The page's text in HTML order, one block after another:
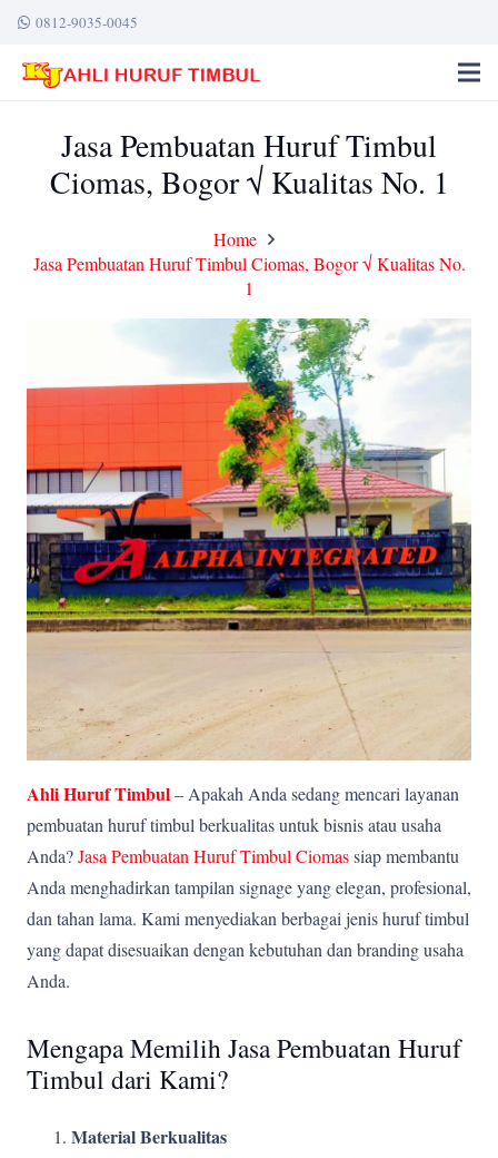
0812-9035-0045
Jasa Pembuatan Huruf Timbul
Ciomas, Bogor √ Kualitas No. 1
Home
Jasa Pembuatan Huruf Timbul Ciomas, Bogor √ Kualitas No.
1
Ahli Huruf Timbul– Apakah Anda sedang mencari layanan
pembuatan huruf timbul berkualitas untuk bisnis atau usaha
Anda?Jasa Pembuatan Huruf Timbul Ciomassiap membantu
Anda menghadirkan tampilan signage yang elegan, profesional,
dan tahan lama. Kami menyediakan berbagai jenis huruf timbul
yang dapat disesuaikan dengan kebutuhan dan branding usaha
Anda.
Mengapa Memilih Jasa Pembuatan Huruf
Timbul dari Kami?
Material Berkualitas